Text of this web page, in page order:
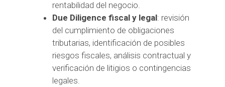
rentabilidad del negocio.
Due Diligence fiscal y legal: revisión
del cumplimiento de obligaciones
tributarias, identificación de posibles
riesgos fiscales, análisis contractual y
verificación de litigios o contingencias
legales.